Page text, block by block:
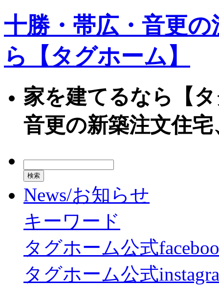
十勝・帯広・音更
ら【タグホーム】
家を建てるなら【
音更の新築注文住
News/お知らせ
キーワード
タグホーム公式
タグホーム公式